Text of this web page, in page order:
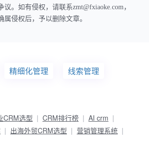
。如有侵权，请联系zmt@fxiaoke.com，
属侵权后，予以删除文章。
精细化管理 线索管理
CRM选型 CRM排行榜
AI crm
出海外贸CRM选型
营销管理系统